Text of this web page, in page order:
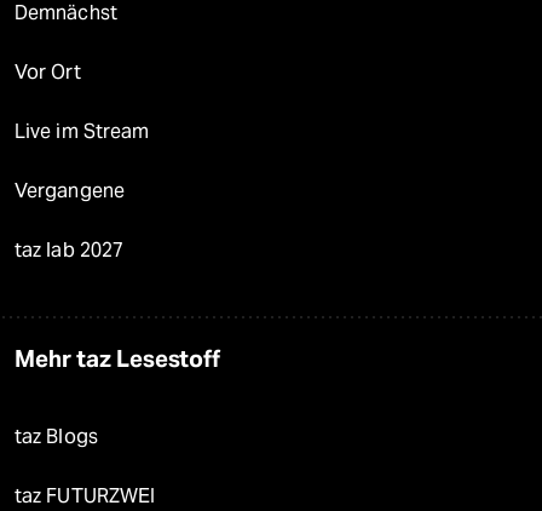
Demnächst
Vor Ort
Live im Stream
Vergangene
taz lab 2027
Mehr taz Lesestoff
taz Blogs
taz FUTURZWEI